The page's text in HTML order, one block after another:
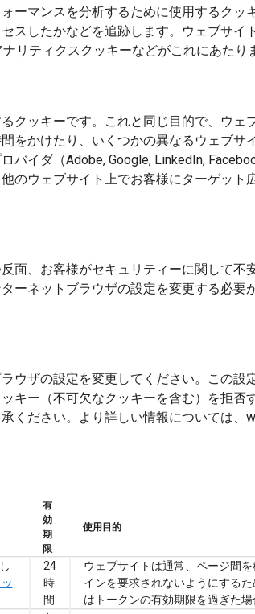
ーマンスを分析するために使用するクッ
スしたかなどを追跡します。ウェブサイ
リティクスクッキーなどがこれにあたり
クッキーです。これと同じ目的で、ウェ
をかけたり、いくつかの異なるウェブサ
イダ（Adobe, Google, LinkedIn,
のウェブサイト上でお客様にターゲット
面、お客様がセキュリティーに関して不
ーネットブラウザの設定を変更する必要
ザの設定を変更してください。この設
キー（不可欠なクッキーを含む）を拒否
ださい。より詳しい情報については、
有
効
期
限
使用目的
24
時
間
ウェブサイトは通常、ページ間
インを要求されないようにする
はトークンの有効期限を過ぎた場